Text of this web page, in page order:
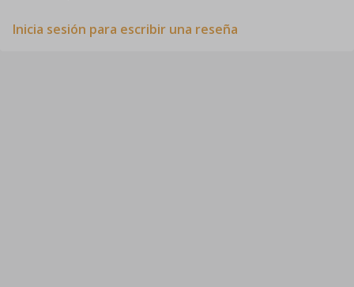
Inicia sesión para escribir una reseña